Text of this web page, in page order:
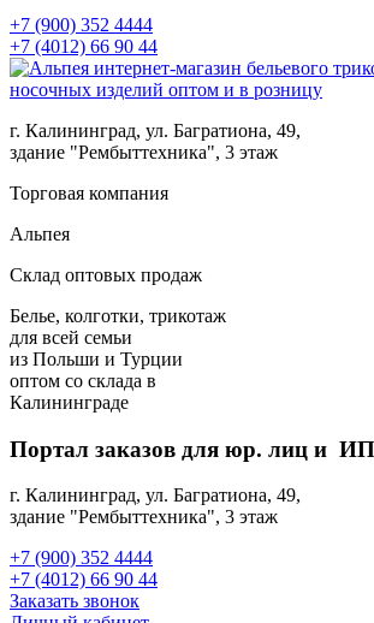
+7 (900) 352 4444
+7 (4012) 66 90 44
г. Калининград, ул. Багратиона, 49,
здание "Рембыттехника", 3 этаж
Торговая компания
Альпея
Склад оптовых продаж
Белье, колготки, трикотаж
для всей семьи
из Польши и Турции
оптом со склада в
Калининграде
Портал заказов для юр. лиц и ИП
г. Калининград, ул. Багратиона, 49,
здание "Рембыттехника", 3 этаж
+7 (900) 352 4444
+7 (4012) 66 90 44
Заказать звонок